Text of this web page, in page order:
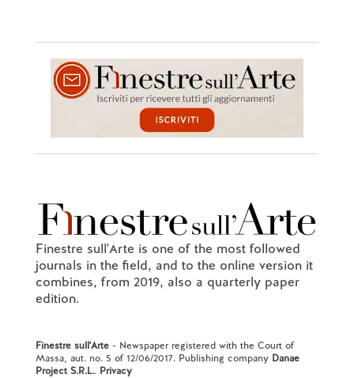
Finestre sull'Arte is one of the most followed
journals in the field, and to the online version it
combines, from 2019, also a quarterly paper
edition.
Finestre sull'Arte- Newspaper registered with the Court of
Massa, aut. no. 5 of 12/06/2017. Publishing company Danae
Project S.R.L.. Privacy